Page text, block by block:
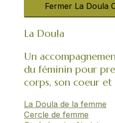
Fermer La Doula
La Doula
Un
du féminin pour
corps, son coeur et
La Doula de la femme
Cercle de femme​